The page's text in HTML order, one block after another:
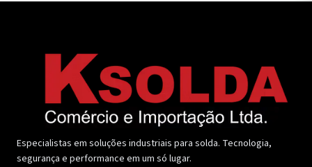
Especialistas em soluções industriais para solda. Tecnologia,
segurança e performance em um só lugar.